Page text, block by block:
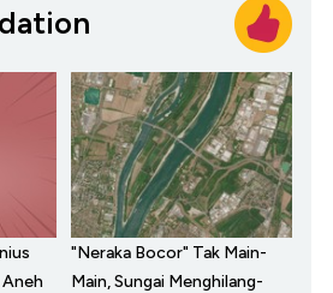
"Neraka Bocor" Tak Main-
Main, Sungai Menghilang-